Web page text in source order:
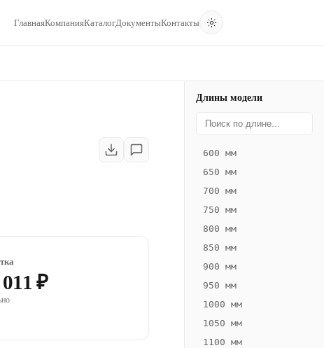
ГлавнаяКомпанияКаталогДокументыКонтакты
₽
Длины модели
600 мм
650 мм
700 мм
750 мм
800 мм
850 мм
900 мм
950 мм
1000 мм
1050 мм
1100 мм